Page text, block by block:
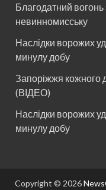
Благодатний вогонь
невинномисську
Наслідки ворожих
минулу добу
Запоріжжя кожного
(ВІДЕО)
Наслідки ворожих
минулу добу
Copyright © 2026